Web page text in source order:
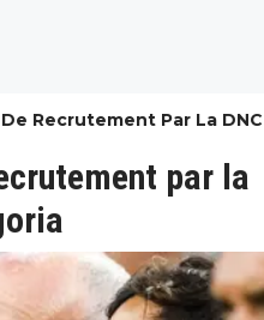
Recrutement Par La
par la